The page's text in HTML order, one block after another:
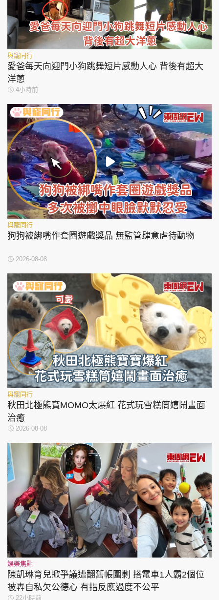
與寵同行
愛爸每天向迎門小狗跳舞短片感動人心 背後有超大
洋蔥
4小時前
與寵同行
狗狗被綁嘴作套圈遊戲獎品 無監管肆意虐待動物
2026-08-08
與寵同行
秋田北極熊寶MOMO太爆紅 花式玩雪糕筒嬉鬧畫面
治癒
2026-08-08
娛樂焦點
陳凱琳育兒掀爭議遭翻舊帳圍剿 搭電車1人霸2個位
被轟自私欠公德心 有指反應過度不公平
22小時前